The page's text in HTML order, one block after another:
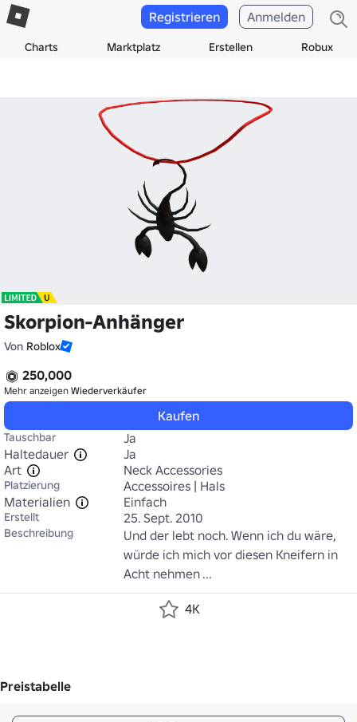
Charts Marktplatz Erstellen Robux
Registrieren Anmelden
Skorpion-Anhänger
Von Roblox
250,000
Mehr anzeigen Wiederverkäufer
Kaufen
Tauschbar
Ja
Haltedauer
Ja
Art
Neck Accessories
Platzierung
Accessoires | Hals
Materialien
Einfach
Erstellt 25. Sept. 2010
Beschreibung
Und der lebt noch. Wenn ich du wäre,
würde ich mich vor diesen Kneifern in
Acht nehmen ...
4K
Preistabelle